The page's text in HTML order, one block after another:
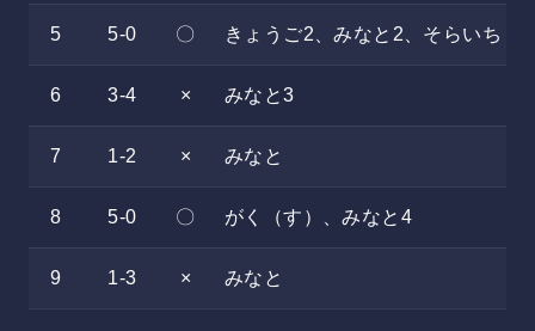
5 5-0 〇 きょうご2、みなと2、そらいち
6 3-4 × みなと3
7 1-2 × みなと
8 5-0 〇 がく（す）、みなと4
9 1-3 × みなと